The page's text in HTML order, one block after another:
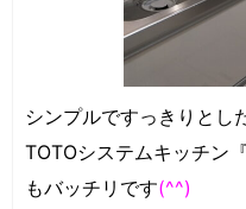
シンプルですっきりとし
TOTOシステムキッチン
もバッチリです(^^)